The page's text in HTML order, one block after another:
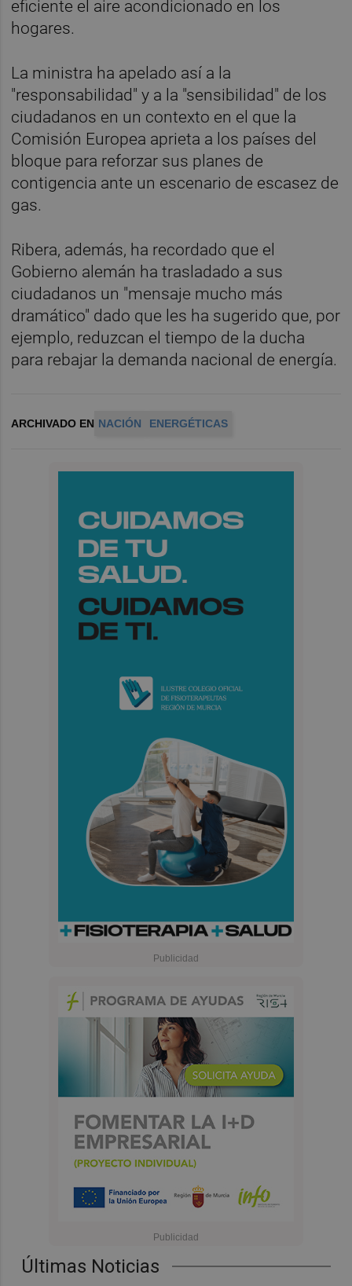
Últimas Noticias
eficiente el aire acondicionado en los
hogares.
La ministra ha apelado así a la
"responsabilidad" y a la "sensibilidad" de los
ciudadanos en un contexto en el que la
Comisión Europea aprieta a los países del
bloque para reforzar sus planes de
contigencia ante un escenario de escasez de
gas.
Ribera, además, ha recordado que el
Gobierno alemán ha trasladado a sus
ciudadanos un "mensaje mucho más
dramático" dado que les ha sugerido que, por
ejemplo, reduzcan el tiempo de la ducha
para rebajar la demanda nacional de energía.
ARCHIVADO EN NACIÓN ENERGÉTICAS